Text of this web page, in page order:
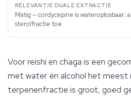
Matig — cordycepine is wateroplosbaar;
sterolfractie toe
Voor reishi en chaga is een
met water én alcohol het meest
terpenenfractie is groot, goed